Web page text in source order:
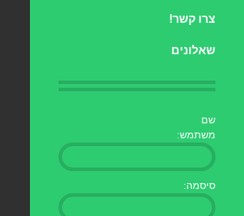
צרו קשר!
שאלונים
שם
משתמש:
סיסמה: